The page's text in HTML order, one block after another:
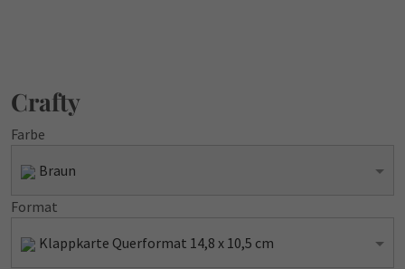
Crafty
Farbe
Braun
Format
Klappkarte Querformat 14,8 x 10,5 cm